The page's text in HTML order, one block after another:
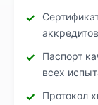
Паспорт
всех
Протокол